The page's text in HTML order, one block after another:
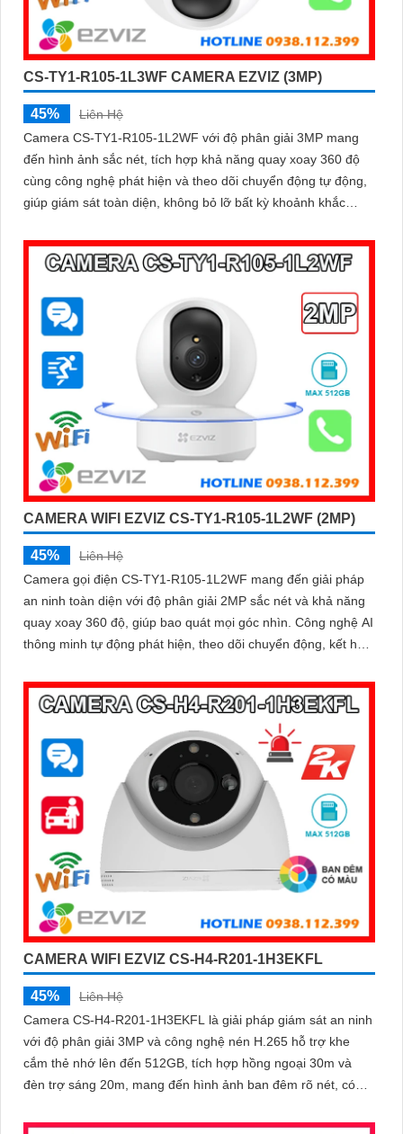
CS-TY1-R105-1L3WF CAMERA EZVIZ (3MP)
45%
Liên Hệ
Camera CS-TY1-R105-1L2WF với độ phân giải 3MP mang
đến hình ảnh sắc nét, tích hợp khả năng quay xoay 360 độ
cùng công nghệ phát hiện và theo dõi chuyển động tự động,
giúp giám sát toàn diện, không bỏ lỡ bất kỳ khoảnh khắc
ngoại lên đến 10m và khe cắm thẻ nhớ dung lượng 512GB,
đây chính là camera tối ưu với mức giá vô cùng hấp dẫn
CAMERA WIFI EZVIZ CS-TY1-R105-1L2WF (2MP)
45%
Liên Hệ
Camera gọi điện CS-TY1-R105-1L2WF mang đến giải pháp
an ninh toàn diện với độ phân giải 2MP sắc nét và khả năng
quay xoay 360 độ, giúp bao quát mọi góc nhìn. Công nghệ AI
thông minh tự động phát hiện, theo dõi chuyển động, kết hợp
CAMERA WIFI EZVIZ CS-H4-R201-1H3EKFL
45%
Liên Hệ
Camera CS-H4-R201-1H3EKFL là giải pháp giám sát an ninh
với độ phân giải 3MP và công nghệ nén H.265 hỗ trợ khe
cắm thẻ nhớ lên đến 512GB, tích hợp hồng ngoại 30m và
đèn trợ sáng 20m, mang đến hình ảnh ban đêm rõ nét, có